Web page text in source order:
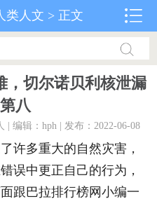
类人文 > 正文
，切尔诺贝利核泄漏
八
| 编辑：hph | 发布：2022-06-08
许多重大的自然灾害，
误中更正自己的行为，
跟巴拉排行榜网小编一